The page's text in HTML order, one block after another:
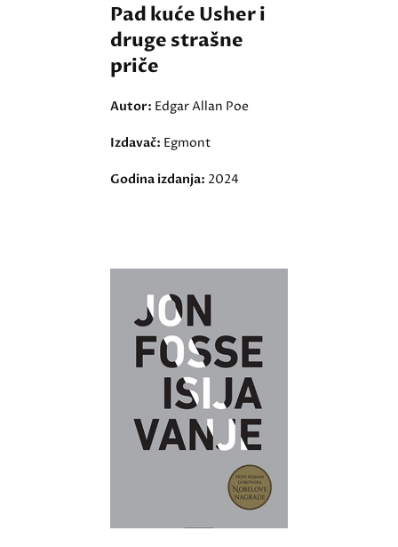
Pad kuće Usher i
druge strašne
priče
Autor: Edgar Allan Poe
Izdavač: Egmont
Godina izdanja: 2024